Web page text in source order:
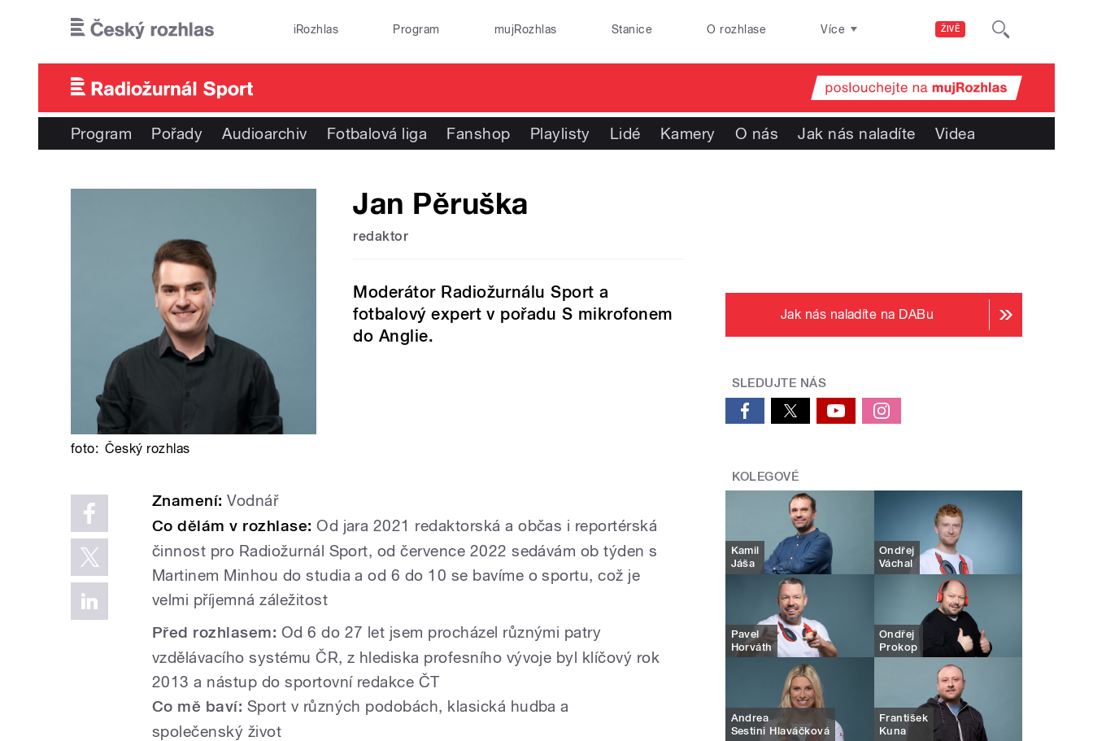
ŽIVĚ
iRozhlas Program mujRozhlas Stanice O rozhlase Více
Program Pořady Audioarchiv Fotbalová liga Fanshop Playlisty Lidé Kamery O nás Jak nás naladíte Videa
Jan Pěruška
redaktor
Moderátor Radiožurnálu Sport a
fotbalový expert v pořadu S mikrofonem
do Anglie.
foto: Český rozhlas
Znamení: Vodnář
Co dělám v rozhlase: Od jara 2021 redaktorská a občas i reportérská
činnost pro Radiožurnál Sport, od července 2022 sedávám ob týden s
Martinem Minhou do studia a od 6 do 10 se bavíme o sportu, což je
velmi příjemná záležitost
Před rozhlasem: Od 6 do 27 let jsem procházel různými patry
vzdělávacího systému ČR, z hlediska profesního vývoje byl klíčový rok
2013 a nástup do sportovní redakce ČT
Co mě baví: Sport v různých podobách, klasická hudba a
společenský život
Jak nás naladíte na DABu
SLEDUJTE NÁS
KOLEGOVÉ
Kamil
Jáša
Ondřej
Váchal
Pavel
Horváth
Ondřej
Prokop
Andrea
Sestini Hlaváčková
František
Kuna